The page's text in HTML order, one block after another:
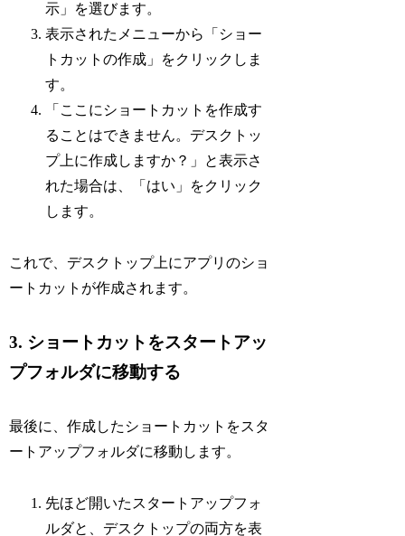
示」を選びます。
表示されたメニューから「ショー
トカットの作成」をクリックしま
す。
「ここにショートカットを作成す
ることはできません。デスクトッ
プ上に作成しますか？」と表示さ
れた場合は、「はい」をクリック
します。
これで、デスクトップ上にアプリのショ
ートカットが作成されます。
3. ショートカットをスタートアッ
プフォルダに移動する
最後に、作成したショートカットをスタ
ートアップフォルダに移動します。
先ほど開いたスタートアップフォ
ルダと、デスクトップの両方を表